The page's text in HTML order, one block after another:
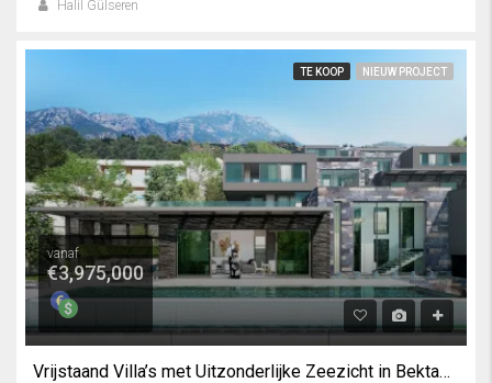
Halil Gülseren
TE KOOP NIEUW PROJECT
vanaf
€3,975,000
Vrijstaand Villa’s met Uitzonderlijke Zeezicht in Bektas / Alanya